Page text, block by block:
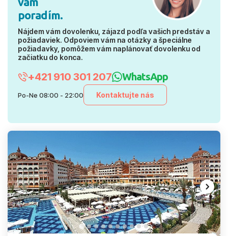
poradím.
Nájdem vám dovolenku, zájazd podľa vašich predstáv a
požiadaviek. Odpoviem vám na otázky a špeciálne
požiadavky, pomôžem vám naplánovať dovolenku od
začiatku do konca.
+421 910 301 207 WhatsApp
Po-Ne 08:00 - 22:00 Kontaktujte nás